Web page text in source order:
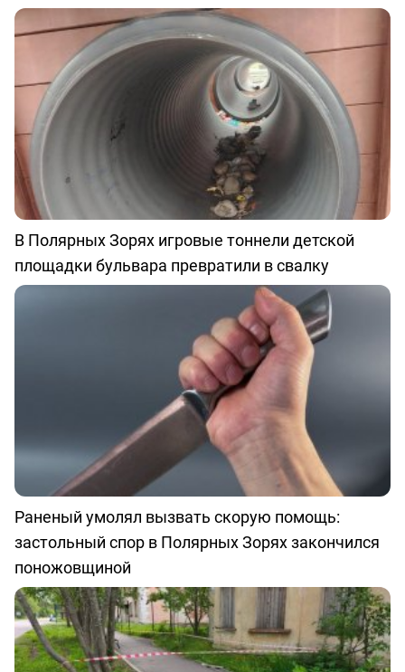
В Полярных Зорях игровые тоннели детской
площадки бульвара превратили в свалку
Раненый умолял вызвать скорую помощь:
застольный спор в Полярных Зорях закончился
поножовщиной